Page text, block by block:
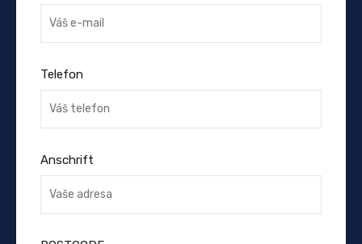
Telefon
Anschrift